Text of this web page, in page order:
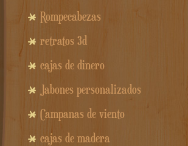
Rompecabezas
retratos 3d
cajas de dinero
Jabones personalizados
Campanas de viento
cajas de madera